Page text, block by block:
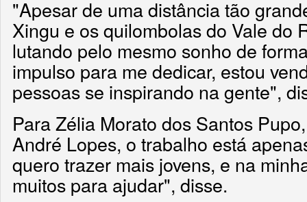
"Apesar de uma distância tão
Xingu e os quilombolas do Vale do
lutando pelo mesmo sonho de
impulso para me dedicar, estou
pessoas se inspirando na gente",
Para Zélia Morato dos Santos
André Lopes, o trabalho está
quero trazer mais jovens, e na
muitos para ajudar", disse.